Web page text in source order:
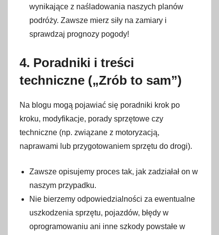
wynikające z naśladowania naszych planów
podróży. Zawsze mierz siły na zamiary i
sprawdzaj prognozy pogody!
4. Poradniki i treści
techniczne („Zrób to sam”)
Na blogu mogą pojawiać się poradniki krok po
kroku, modyfikacje, porady sprzętowe czy
techniczne (np. związane z motoryzacją,
naprawami lub przygotowaniem sprzętu do drogi).
Zawsze opisujemy proces tak, jak zadziałał on w
naszym przypadku.
Nie bierzemy odpowiedzialności za ewentualne
uszkodzenia sprzętu, pojazdów, błędy w
oprogramowaniu ani inne szkody powstałe w